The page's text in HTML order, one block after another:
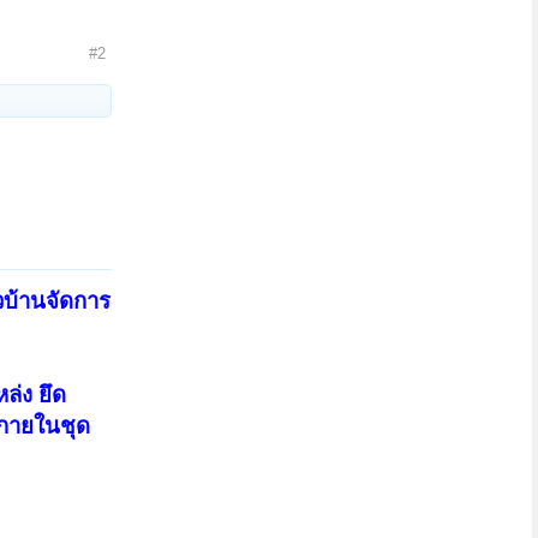
#2
านจัดการ
ล่ง ยึด
ายในชุด